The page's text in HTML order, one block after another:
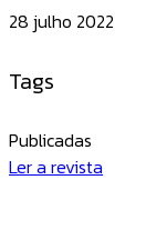
28 julho 2022
Tags
Publicadas
Ler a revista